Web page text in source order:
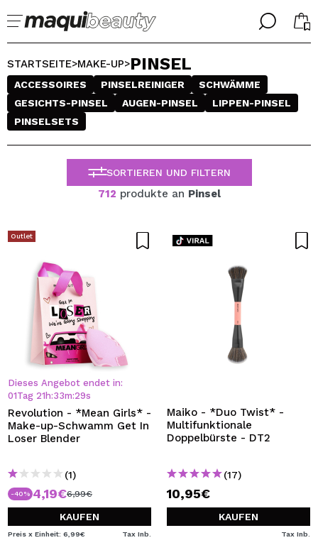
╳
Ich bin bereits #maquilover, ich habe ein Konto
WILLKOMMEN!
Passwort vergessen?
Ich habe hier kein Konto
ICH MÖCHTE MICH
REGISTRIEREN
Durch die Erstellung eines Kontos bei Maquillalia.de
können Sie Ihre Einkäufe schnell tätigen, den Status Ihrer
Bestellungen überprüfen und Ihre bisherigen Vorgänge
einsehen.
╳
WÄHLE DEINE SPRACHE
ALEMAN
ESPAÑOL
FRANCES
ITALIANO
PORTUGUESE
STARTSEITE>MAKE-UP>PINSEL
ACCESSOIRES PINSELREINIGER
SCHWÄMME
GESICHTS-PINSEL
AUGEN-PINSEL
LIPPEN-PINSEL
PINSELSETS
SORTIEREN UND FILTERN
712 produkte an Pinsel
Outlet
Dieses Angebot endet in:
01Tag 21 h:33m:28s
Revolution - *Mean Girls* -
Make-up-Schwamm Get In
Loser Blender
(1)
-40% 4,19€6,99€
KAUFEN
Preis x Einheit: 6,99€ Tax Inb.
Maiko - *Duo Twist* -
Multifunktionale
Doppelbürste - DT2
(17)
10,95€
KAUFEN
Tax Inb.